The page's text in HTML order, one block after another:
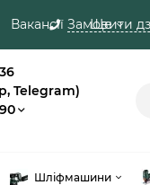
Замовити
Вакансії Ще
Telegram)
Шліфмашини